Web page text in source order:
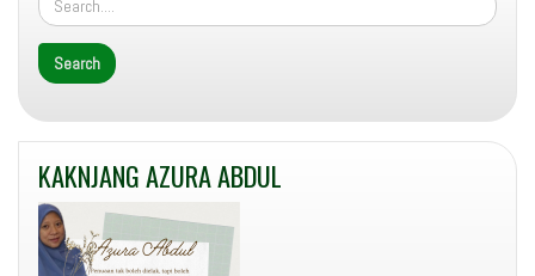
KAKNJANG AZURA ABDUL